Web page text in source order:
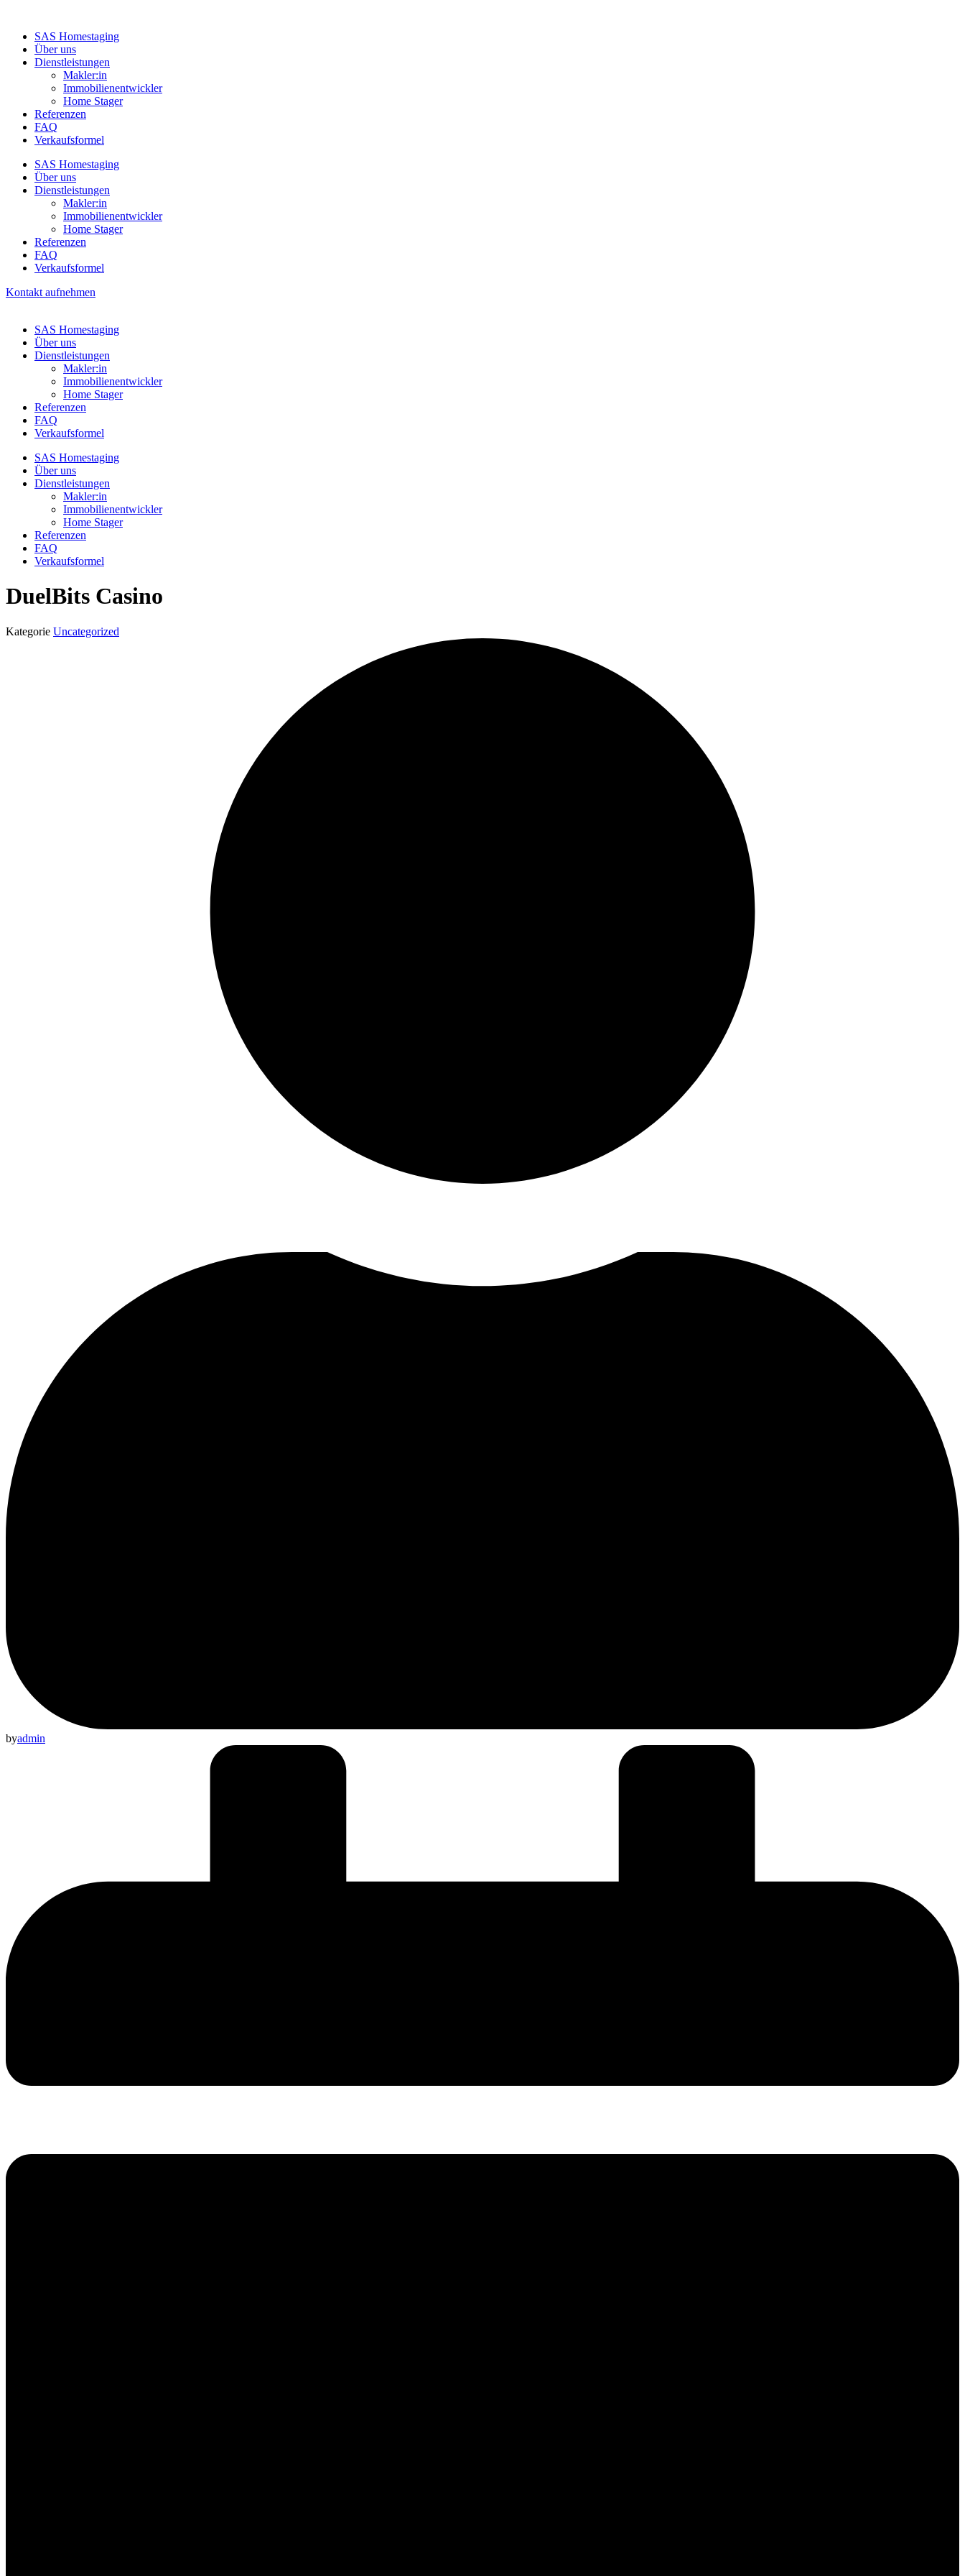
SAS Homestaging
Über uns
Dienstleistungen
Makler:in
Immobilienentwickler
Home Stager
Referenzen
FAQ
Verkaufsformel
SAS Homestaging
Über uns
Dienstleistungen
Makler:in
Immobilienentwickler
Home Stager
Referenzen
FAQ
Verkaufsformel
Kontakt aufnehmen
SAS Homestaging
Über uns
Dienstleistungen
Makler:in
Immobilienentwickler
Home Stager
Referenzen
FAQ
Verkaufsformel
SAS Homestaging
Über uns
Dienstleistungen
Makler:in
Immobilienentwickler
Home Stager
Referenzen
FAQ
Verkaufsformel
DuelBits Casino
Kategorie Uncategorized
byadmin